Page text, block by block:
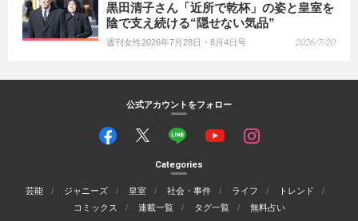
黒田清子さん「近所で乾杯」の姿と皇室を
陰で支え続ける“隠せない気品”
週刊女性2026年7月28日・8月4日号 2026/7/20
公式アカウントをフォロー
Categories
芸能 ジャニーズ 皇室 社会・事件 ライフ
トレンド
コミックス
連載一覧 タグ一覧 無料占い